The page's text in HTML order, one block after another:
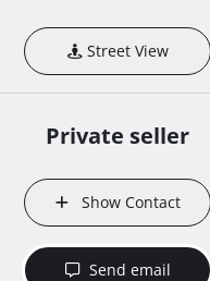
Street View
Private seller
Show Contact
Send email